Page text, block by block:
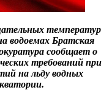
температур
водоемах Братская
сообщает о
требований при
на льду водных